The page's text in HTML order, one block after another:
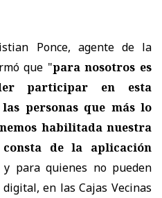
Ponce, agente de la
que "para nosotros es
participar en esta
personas que más lo
habilitada nuestra
de la aplicación
y para quienes no pueden
en las Cajas Vecinas